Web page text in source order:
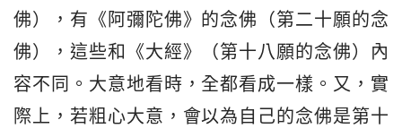
佛），有《阿彌陀佛》的念佛（第二十願的念
佛），這些和《大經》（第十八願的念佛）內
容不同。大意地看時，全都看成一樣。又，實
際上，若粗心大意，會以為自己的念佛是第十